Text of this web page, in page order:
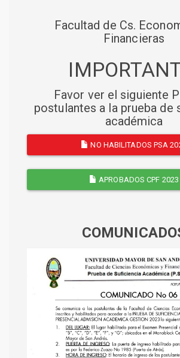
Facultad de Cs.
Financieras
Favor ver el siguiente
postulantes a la prueba de
académica
NO HABILITADOS PSA
APROBADOS CPF 2023